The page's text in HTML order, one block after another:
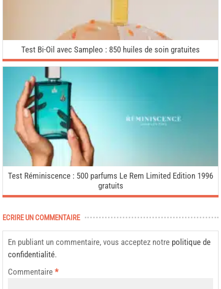
Test Bi-Oil avec Sampleo : 850 huiles de soin gratuites
Test Réminiscence : 500 parfums Le Rem Limited Edition 1996
gratuits
ECRIRE UN COMMENTAIRE
En publiant un commentaire, vous acceptez notre politique de
confidentialité.
Commentaire *